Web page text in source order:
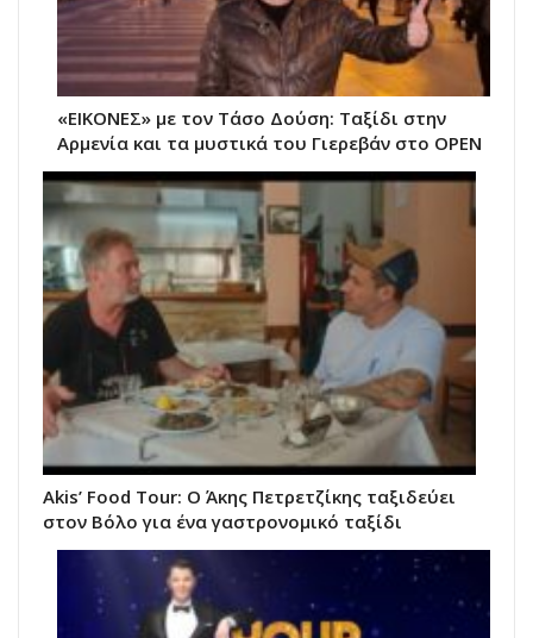
«ΕΙΚΟΝΕΣ» με τον Τάσο Δούση: Ταξίδι στην
Αρμενία και τα μυστικά του Γιερεβάν στο OPEN
Akis’ Food Tour: Ο Άκης Πετρετζίκης ταξιδεύει
στον Βόλο για ένα γαστρονομικό ταξίδι